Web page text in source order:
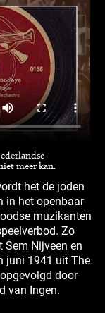
meer kan.
het de joden
in het openbaar
muzikanten
Zo
Nijveen en
juni 1941 uit The
door
van Ingen.